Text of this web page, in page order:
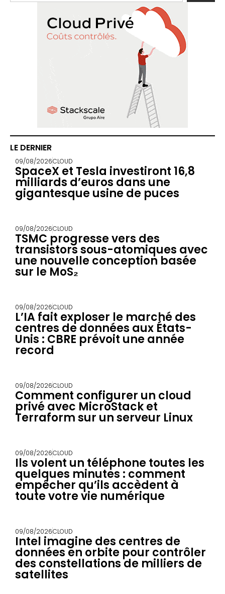
LE DERNIER
09/08/2026CLOUD
SpaceX et Tesla investiront 16,8
milliards d’euros dans une
gigantesque usine de puces
09/08/2026CLOUD
TSMC progresse vers des
transistors sous-atomiques avec
une nouvelle conception basée
sur le MoS₂
09/08/2026CLOUD
L’IA fait exploser le marché des
centres de données aux États-
Unis : CBRE prévoit une année
record
09/08/2026CLOUD
Comment configurer un cloud
privé avec MicroStack et
Terraform sur un serveur Linux
09/08/2026CLOUD
Ils volent un téléphone toutes les
quelques minutes : comment
empêcher qu’ils accèdent à
toute votre vie numérique
09/08/2026CLOUD
Intel imagine des centres de
données en orbite pour contrôler
des constellations de milliers de
satellites